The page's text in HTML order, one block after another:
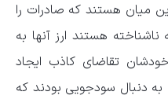
میان هستند که صادرات را
هستند ارز آنها به
تقاضای کاذب ایجاد
به دنبال سودجویی بودند که